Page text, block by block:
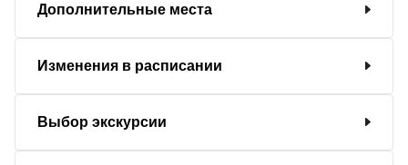
Дополнительные места
Изменения в расписании
Выбор экскурсии